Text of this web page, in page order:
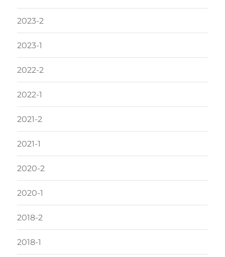
2023-2
2023-1
2022-2
2022-1
2021-2
2021-1
2020-2
2020-1
2018-2
2018-1